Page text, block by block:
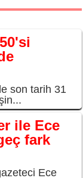
son tarih 31
ile Ece
fark
Ece